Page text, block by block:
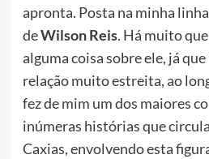
apronta. Posta na minha
deWilson Reis. Há muito
alguma coisa sobre ele, já
relação muito estreita, ao
fez de mim um dos maiores
inúmeras histórias que
Caxias, envolvendo esta